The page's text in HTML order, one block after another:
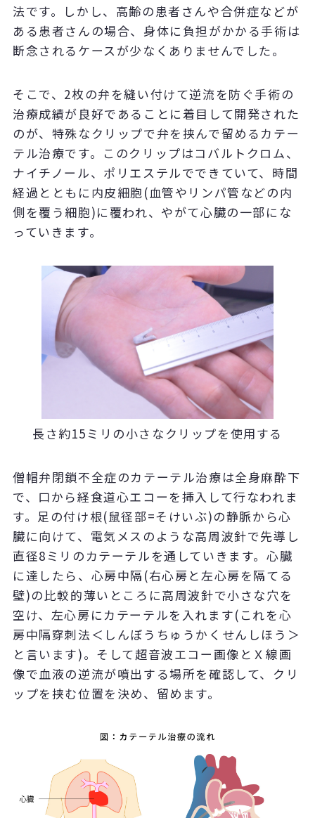
法です。しかし、高齢の患者さんや合併症などが
ある患者さんの場合、身体に負担がかかる手術は
断念されるケースが少なくありませんでした。
そこで、2枚の弁を縫い付けて逆流を防ぐ手術の
治療成績が良好であることに着目して開発された
のが、特殊なクリップで弁を挟んで留めるカテー
テル治療です。このクリップはコバルトクロム、
ナイチノール、ポリエステルでできていて、時間
経過とともに内皮細胞(血管やリンパ管などの内
側を覆う細胞)に覆われ、やがて心臓の一部にな
っていきます。
長さ約15ミリの小さなクリップを使用する
僧帽弁閉鎖不全症のカテーテル治療は全身麻酔下
で、口から経食道心エコーを挿入して行なわれま
す。足の付け根(鼠径部=そけいぶ)の静脈から心
臓に向けて、電気メスのような高周波針で先導し
直径8ミリのカテーテルを通していきます。心臓
に達したら、心房中隔(右心房と左心房を隔てる
壁)の比較的薄いところに高周波針で小さな穴を
空け、左心房にカテーテルを入れます(これを心
房中隔穿刺法＜しんぼうちゅうかくせんしほう＞
と言います)。そして超音波エコー画像とＸ線画
像で血液の逆流が噴出する場所を確認して、クリ
ップを挟む位置を決め、留めます。